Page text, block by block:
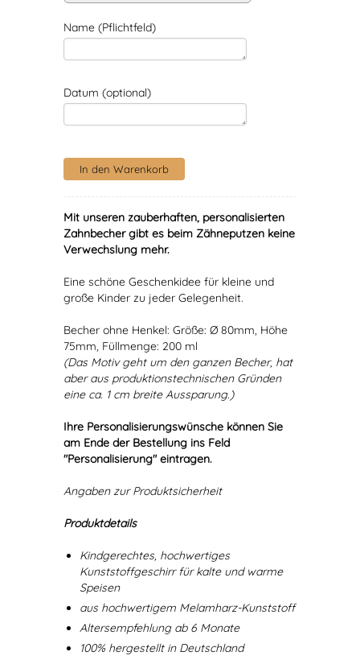
Name (Pflichtfeld)
Datum (optional)
Mit unseren zauberhaften, personalisierten
Zahnbecher gibt es beim Zähneputzen keine
Verwechslung mehr.
Eine schöne Geschenkidee für kleine und
große Kinder zu jeder Gelegenheit.
Becher ohne Henkel: Größe: Ø 80mm, Höhe
75mm, Füllmenge: 200 ml
(Das Motiv geht um den ganzen Becher, hat
aber aus produktionstechnischen Gründen
eine ca. 1 cm breite Aussparung.)
Ihre Personalisierungswünsche können Sie
am Ende der Bestellung ins Feld
"Personalisierung" eintragen.
Angaben zur Produktsicherheit
Produktdetails
Kindgerechtes, hochwertiges
Kunststoffgeschirr für kalte und warme
Speisen
aus hochwertigem Melamharz-Kunststoff
Altersempfehlung ab 6 Monate
100% hergestellt in Deutschland